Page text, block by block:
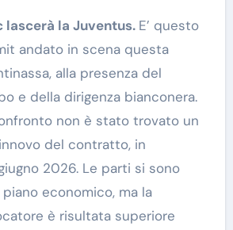
lascerà la Juventus. E’ questo
andato in scena questa
alla presenza del
e della dirigenza bianconera.
non è stato trovato un
del contratto, in
2026. Le parti si sono
economico, ma la
è risultata superiore